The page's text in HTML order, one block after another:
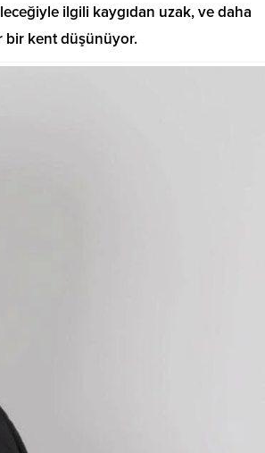
ilgili kaygıdan uzak, ve daha
bir kent düşünüyor.